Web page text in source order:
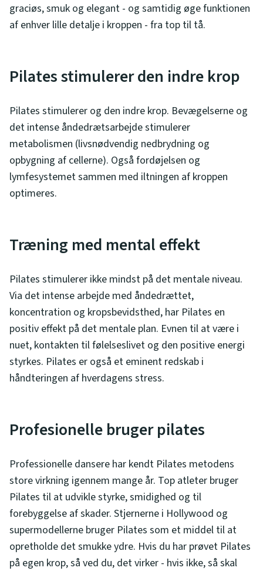
graciøs, smuk og elegant - og samtidig øge funktionen
af enhver lille detalje i kroppen - fra top til tå.
Pilates stimulerer den indre krop
Pilates stimulerer og den indre krop. Bevægelserne og
det intense åndedrætsarbejde stimulerer
metabolismen (livsnødvendig nedbrydning og
opbygning af cellerne). Også fordøjelsen og
lymfesystemet sammen med iltningen af kroppen
optimeres.
Træning med mental effekt
Pilates stimulerer ikke mindst på det mentale niveau.
Via det intense arbejde med åndedrættet,
koncentration og kropsbevidsthed, har Pilates en
positiv effekt på det mentale plan. Evnen til at være i
nuet, kontakten til følelseslivet og den positive energi
styrkes. Pilates er også et eminent redskab i
håndteringen af hverdagens stress.
Profesionelle bruger pilates
Professionelle dansere har kendt Pilates metodens
store virkning igennem mange år. Top atleter bruger
Pilates til at udvikle styrke, smidighed og til
forebyggelse af skader. Stjernerne i Hollywood og
supermodellerne bruger Pilates som et middel til at
opretholde det smukke ydre. Hvis du har prøvet Pilates
på egen krop, så ved du, det virker - hvis ikke, så skal